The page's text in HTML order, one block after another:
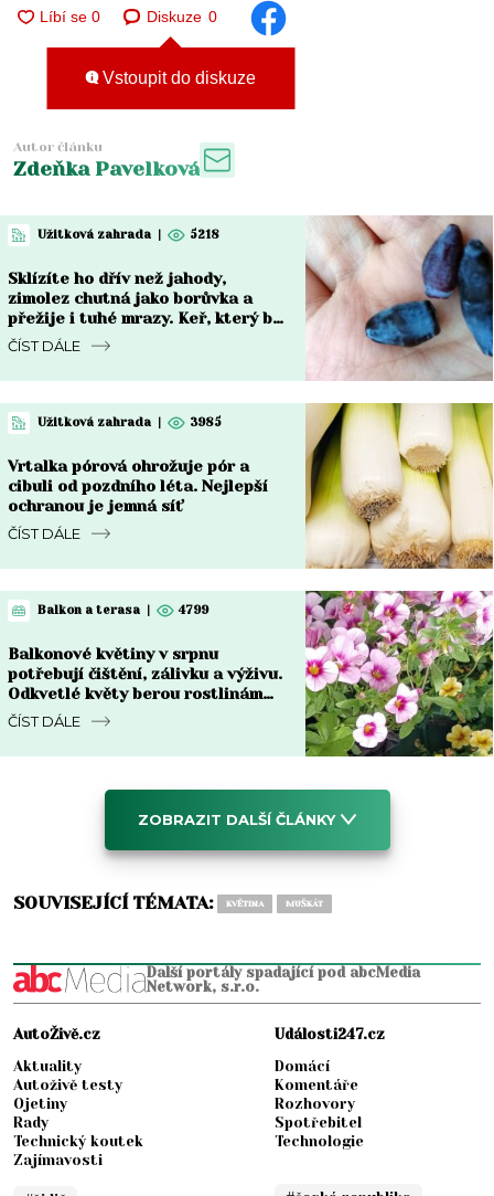
Diskuze 0
Vstoupit do diskuze
Autor článku
Zdeňka Pavelková
Užitková zahrada 5218
Sklízíte ho dřív než jahody,
zimolez chutná jako borůvka a
přežije i tuhé mrazy. Keř, který by
měl stát v každé zahradě
ČÍST DÁLE
Užitková zahrada 3985
Vrtalka pórová ohrožuje pór a
cibuli od pozdního léta. Nejlepší
ochranou je jemná síť
ČÍST DÁLE
Balkon a terasa 4799
Balkonové květiny v srpnu
potřebují čištění, zálivku a výživu.
Odkvetlé květy berou rostlinám
sílu
ČÍST DÁLE
ZOBRAZIT DALŠÍ ČLÁNKY
SOUVISEJÍCÍ TÉMATA: KVĚTINA MUŠKÁT
Další portály spadající pod abcMedia
Network, s.r.o.
AutoŽivě.cz
Aktuality
Autoživě testy
Ojetiny
Rady
Technický koutek
Zajímavosti
Události247.cz
Domácí
Komentáře
Rozhovory
Spotřebitel
Technologie